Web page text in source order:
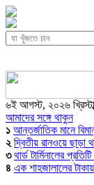
৬ই আগস্ট, ২০২৬
আমাদের সঙ্গে থাকুন
১ আন্তর্জাতিক মানে
২ দ্বিতীয় রানওয়ে ছাড়া
৩ থার্ড টার্মিনালের
৪ এক শাহজালালের